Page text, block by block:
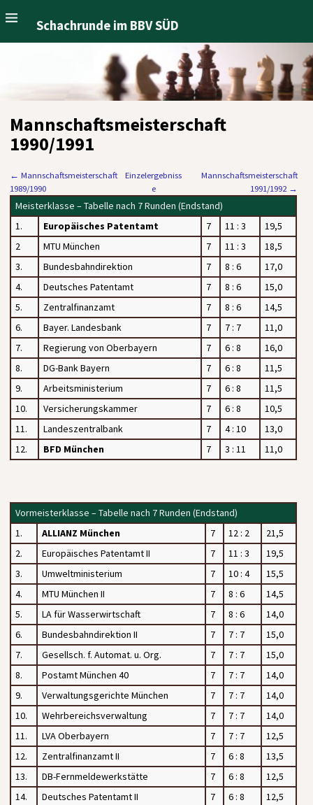
Schachrunde im BBV SÜD
Mannschaftsmeisterschaft
1990/1991
← Mannschaftsmeisterschaft
1989/1990
Mannschaftsmeisterschaft
1991/1992 →
Einzelergebniss
e
Meisterklasse – Tabelle nach 7 Runden (Endstand)
1.
Europäisches Patentamt 7 11 : 3
19,5
2
MTU München 7 11 : 3
18,5
3.
Bundesbahndirektion 7 8 : 6
17,0
4.
Deutsches Patentamt 7 8 : 6
15,0
5.
Zentralfinanzamt 7 8 : 6
14,5
6.
Bayer. Landesbank 7 7 : 7
11,0
7.
Regierung von Oberbayern 7 6 : 8
16,0
8.
DG-Bank Bayern 7 6 : 8
11,5
9.
Arbeitsministerium 7 6 : 8
11,5
10.
Versicherungskammer 7 6 : 8
10,5
11.
Landeszentralbank 7 4 : 10
13,0
12.
BFD München 7 3 : 11 11,0
Vormeisterklasse – Tabelle nach 7 Runden (Endstand)
1.
ALLIANZ München 7 12 : 2
21,5
2.
Europäisches Patentamt II 7 11 : 3
19,5
3.
Umweltministerium 7 10 : 4
15,5
4.
MTU München II 7 8 : 6
14,5
5.
LA für Wasserwirtschaft 7 8 : 6
14,0
6.
Bundesbahndirektion II 7 7 : 7
15,0
7.
Gesellsch. f. Automat. u. Org. 7 7 : 7
15,0
8.
Postamt München 40 7 7 : 7
14,0
9.
Verwaltungsgerichte München 7 7 : 7
14,0
10.
Wehrbereichsverwaltung 7 7 : 7
14,0
11.
LVA Oberbayern 7 7 : 7
12,5
12.
Zentralfinanzamt II 7 6 : 8
13,5
13.
DB-Fernmeldewerkstätte 7 6 : 8
12,5
14.
Deutsches Patentamt II 7 6 : 8
12,5